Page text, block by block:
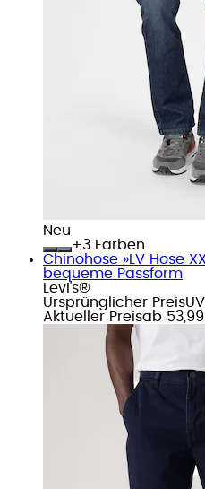
Neu
+
Farben
Chinohose »LV Hose
bequeme Passform
Levi's®
Ursprünglicher Preis
Aktueller Preisab